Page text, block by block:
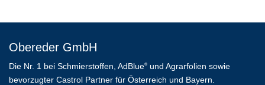
Obereder GmbH
Die Nr. 1 bei Schmierstoffen, AdBlue®
und Agrarfolien sowie
bevorzugter Castrol Partner für Österreich und Bayern.